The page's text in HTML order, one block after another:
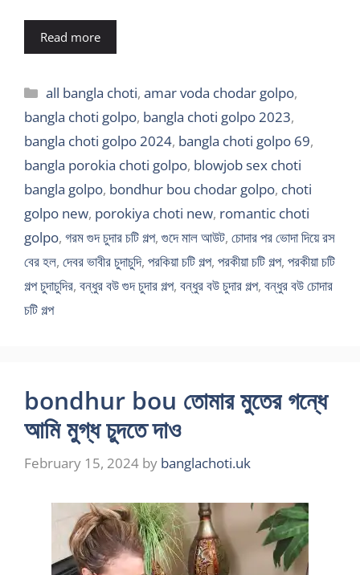
Read more
Categories
all bangla choti,amar voda chodar golpo,
bangla choti golpo, bangla choti golpo 2023,
bangla choti golpo 2024, bangla choti golpo 69,
bangla porokia choti golpo, blowjob sex choti
bangla golpo, bondhur bou chodar golpo, choti
golpo new, porokiya choti new, romantic choti
golpo, গরম গুদ চুদার চটি গল্প, গুদে মাল আউট, চোদার পর ভোদা দিয়ে রস
বের হল, দেবর ভাবীর চুদাচুদি, পরকিয়া চটি গল্প, পরকীয়া চটি গল্প, পরকীয়া চটি
গল্প চুদাচুদির, বন্ধুর বউ গুদ চুদার গল্প, বন্ধুর বউ চুদার গল্প, বন্ধুর বউ চোদার
চটি গল্প
bondhur bou তোমার মুতের গন্ধে
আমি মুগ্ধ চুদতে দাও
February 15, 2024 by banglachoti.uk